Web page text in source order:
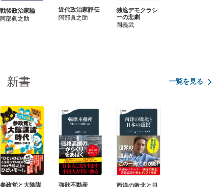
戦後政治家論
阿部眞之助
近代政治家評伝
阿部眞之助
独逸デモクラシ
ーの悲劇
岡義武
新書 一覧を見る
参政党と大陰謀 強欲不動産 西洋の敗北と日